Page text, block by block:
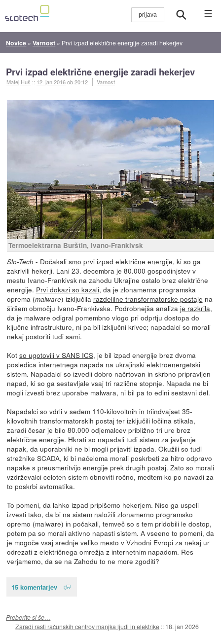
☰
Novice »Varnost » Prvi izpad električne energije zaradi hekerjev
Prvi izpad električne energije zaradi hekerjev
Matej Huš :: 12. jan 2016ob 20:12 Varnost
Termoelektrarna Burštin, Ivano-Frankivsk
Slo-Tech - Dočakali smo prvi izpad električne energije, ki so ga
zakrivili hekerji. Lani 23. decembra je 80.000 gospodinjstev v
mestu Ivano-Frankivsk na zahodu Ukrajine ostalo brez električne
energije. Prvi dokazi so kazali, da je zlonamerna programska
oprema (malware) izključila razdelilne transformatorske postaje na
širšem območju Ivano-Frankivska. Podrobnejša analiza je razkrila,
da je malware odigral pomembno vlogo pri odprtju dostopa do
ključne infrastrukture, ni pa bil izključni krivec; napadalci so morali
nekaj postoriti tudi sami.
Kot so ugotovili v SANS ICS, je bil izpad energije brez dvoma
posledica internetnega napada na ukrajinski elektroenergetski
sistem. Napadalci so izvedli dobro načrtovan in skrbno pripravljen
napad, ki so ga sestavljale vsaj tri različne stopnje. Napada ne bi
mogli izvesti brez uporabe malwara, ni bil pa to edini sestavni del.
Napadalci so vdrli v sedem 110-kilovoltnih in triindvajset 35-
kilovoltnih transformatorskih postaj ter izključili ločilna stikala,
zaradi česar je bilo 80.000 odjemalcev približno tri ure brez
električne energije. Hkrati so napadali tudi sistem za javljanje
napak, da uporabniki ne bi mogli prijaviti izpada. Okužili so tudi
strežnike SCADA, ki bi načeloma morali poskrbeti za hitro odpravo
napake s preusmeritvijo energije prek drugih postaj. Zato so morali
vzdrževalci celoten sistem obnoviti ročno, medtem ko po navadi za
to poskrbi avtomatika.
To pomeni, da lahko izpad pripišemo hekerjem. Niso ga uspeli
izvesti tako, da bi na sistem naložili zlonamerno programsko
opremo (malware) in počakali, temveč so s tem pridobili le dostop,
potem pa so morali aktivno napasti sistem. A vseeno to pomeni, da
je mogoče vsaj srednje veliko mesto v Vzhodni Evropi za nekaj ur
odrezati z električnega omrežja z internetnim napadom. Res
verjamemo, da se na Zahodu to ne more zgoditi?
15 komentarjev
Preberite si še…
Zaradi rasti računskih centrov manjka ljudi in elektrike :: 18. jan 2026